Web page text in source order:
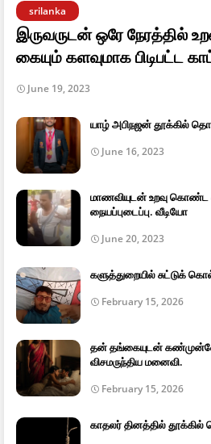
srilanka
இருவருடன் ஒரே நேரத்தில்
கையும் களவுமாக பிடிபட்ட
June 19, 2023
யாழ் அபிநஜன் தூக்கில்
June 16, 2023
மாணவியுடன் உறவு கொண்ட
நையப்புடைப்பு. வீடியோ
June 20, 2023
களுத்துறையில் சுட்டுக்
February 15, 2026
தன் தங்கையுடன்
விசமருந்திய மனைவி.
February 15, 2026
காதலர் தினத்தில்